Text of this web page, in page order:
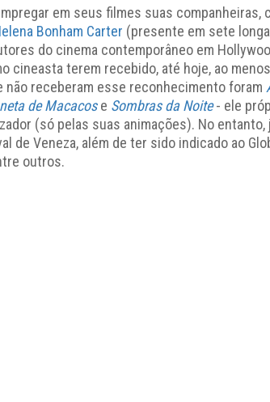
em seus filmes suas companheiras,
Bonham Carter (presente em sete
do cinema contemporâneo em
cineasta terem recebido, até hoje, ao
não receberam esse reconhecimento foram
de Macacose Sombras da Noite- ele
(só pelas suas animações). No
de Veneza, além de ter sido indicado ao
outros.